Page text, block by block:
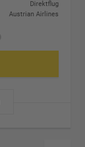
Direktflug
Austrian Airlines